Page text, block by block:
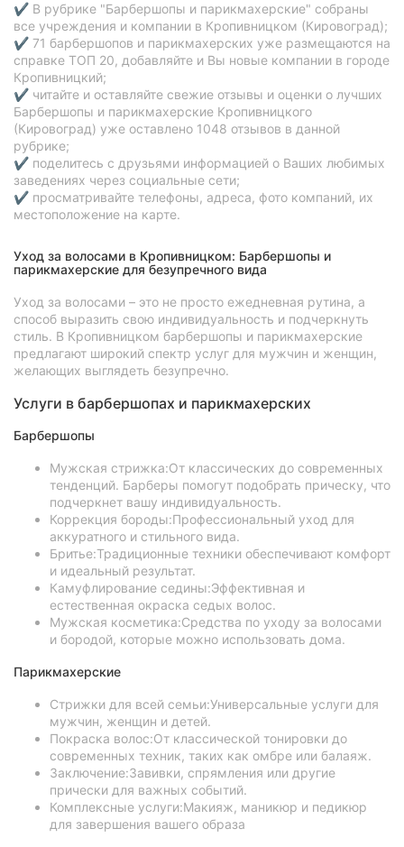
✔ В рубрике "Барбершопы и парикмахерские" собраны
все учреждения и компании в Кропивницком (Кировоград);
✔ 71 барбершопов и парикмахерских уже размещаются на
справке ТОП 20, добавляйте и Вы новые компании в городе
Кропивницкий;
✔ читайте и оставляйте свежие отзывы и оценки о лучших
Барбершопы и парикмахерские Кропивницкого
(Кировоград) уже оставлено 1048 отзывов в данной
рубрике;
✔ поделитесь с друзьями информацией о Ваших любимых
заведениях через социальные сети;
✔ просматривайте телефоны, адреса, фото компаний, их
местоположение на карте.
Уход за волосами в Кропивницком: Барбершопы и
парикмахерские для безупречного вида
Уход за волосами – это не просто ежедневная рутина, а
способ выразить свою индивидуальность и подчеркнуть
стиль. В Кропивницком барбершопы и парикмахерские
предлагают широкий спектр услуг для мужчин и женщин,
желающих выглядеть безупречно.
Услуги в барбершопах и парикмахерских
Барбершопы
Мужская стрижка:От классических до современных
тенденций. Барберы помогут подобрать прическу, что
подчеркнет вашу индивидуальность.
Коррекция бороды:Профессиональный уход для
аккуратного и стильного вида.
Бритье:Традиционные техники обеспечивают комфорт
и идеальный результат.
Камуфлирование седины:Эффективная и
естественная окраска седых волос.
Мужская косметика:Средства по уходу за волосами
и бородой, которые можно использовать дома.
Парикмахерские
Стрижки для всей семьи:Универсальные услуги для
мужчин, женщин и детей.
Покраска волос:От классической тонировки до
современных техник, таких как омбре или балаяж.
Заключение:Завивки, спрямления или другие
прически для важных событий.
Комплексные услуги:Макияж, маникюр и педикюр
для завершения вашего образа